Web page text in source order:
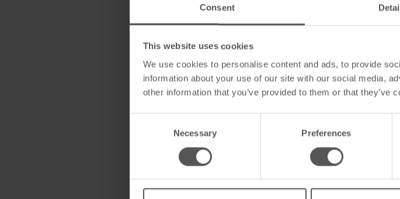
Consent
This website uses cookies
We use cookies to personalise content and ads, to provide
information about your use of our site with our social media,
other information that you’ve provided to them or that they’ve
Necessary Preferences
• Idealerweise mehrjährige Vertriebserfahrung in der
• Begeisterungsfähigkeit, Kundenorientierung und
• Hohe Reisebereitschaft innerhalb des Einsatzgebietes
• Professioneller Umgang mit MS-Office, CRM- und weiteren
• Strukturierte und selbständige Arbeitsweise
• Teamfähigkeit, Zuverlässigkeit, Belastbarkeit und